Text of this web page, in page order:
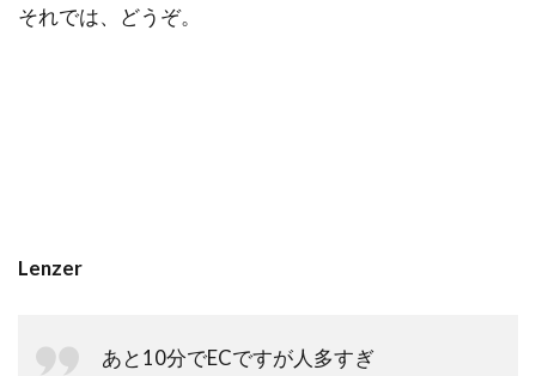
それでは、どうぞ。
Lenzer
あと10分でECですが人多すぎ